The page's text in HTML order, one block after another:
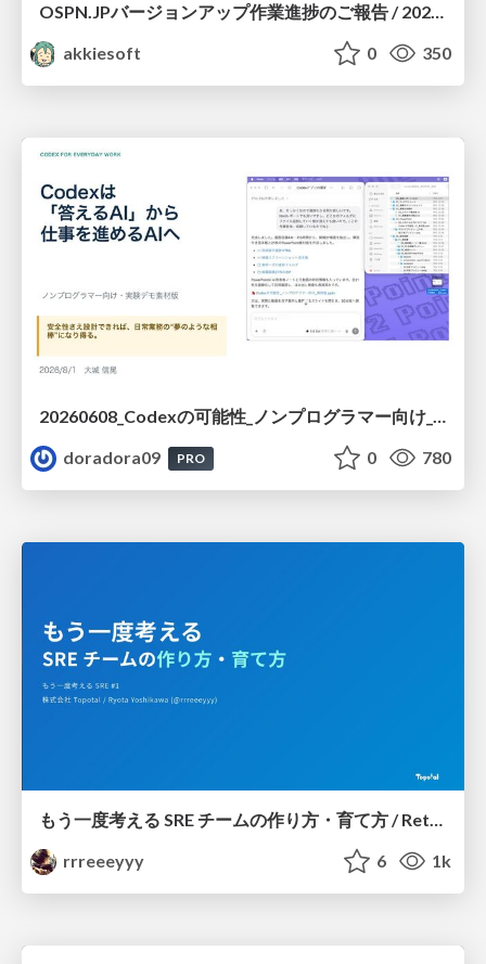
OSPN.JPバージョンアップ作業進捗のご報告 / 20260801-osc26kyoto
akkiesoft
0 350
doradora09
PRO 0 780
もう一度考える SRE チームの作り方・育て方 / Rethinking SRE #1: Building and Growing SRE Teams
rrreeeyyy
6 1k